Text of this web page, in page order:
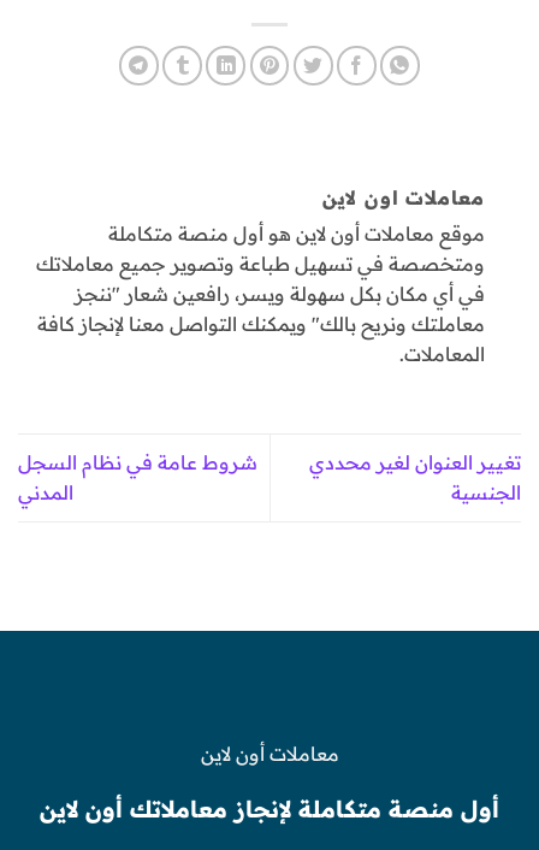
معاملات اون لاين
موقع معاملات أون لاين هو أول منصة متكاملة
ومتخصصة في تسهيل طباعة وتصوير جميع معاملاتك
في أي مكان بكل سهولة ويسر، رافعين شعار "ننجز
معاملتك ونريح بالك" ويمكنك التواصل معنا لإنجاز كافة
المعاملات.
تغيير العنوان لغير محددي
الجنسية
شروط عامة في نظام السجل
المدني
معاملات أون لاين
أول منصة متكاملة لإنجاز معاملاتك أون لاين